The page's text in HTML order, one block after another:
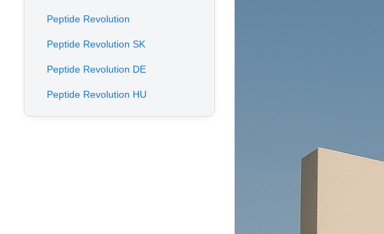
Peptide Revolution
Peptide Revolution SK
Peptide Revolution DE
Peptide Revolution HU